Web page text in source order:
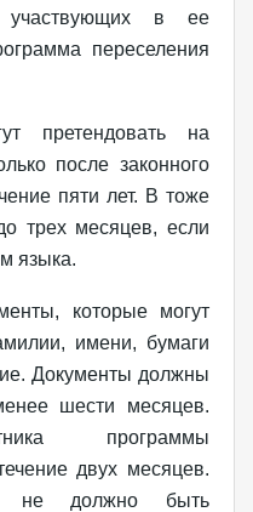
участвующих в ее
переселения
претендовать на
после законного
пяти лет. В тоже
трех месяцев, если
языка.
которые могут
имени, бумаги
Документы должны
шести месяцев.
программы
двух месяцев.
не должно быть